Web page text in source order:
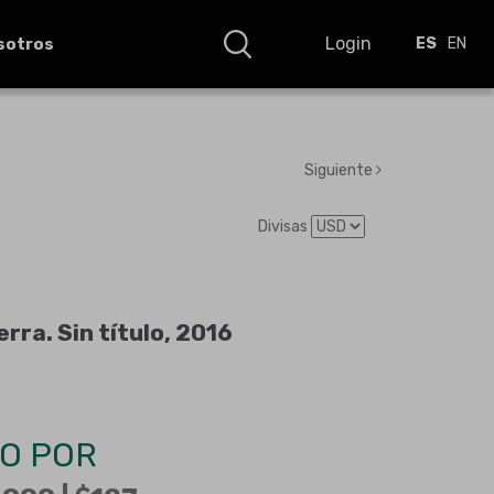
Login ES EN
Siguiente
Divisas
Sin título, 2016
POR